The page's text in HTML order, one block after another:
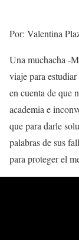
Por: Valentina
Una muchacha -
viaje para
en cuenta de que
academia e
que para darle
palabras de sus
para proteger el